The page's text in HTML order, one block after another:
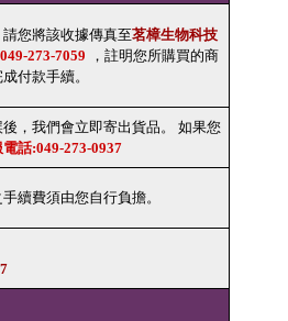
您將該收據傳真至茗樟生物科技
273-7059
，註明您所購買的商
付款手續。
，我們會立即寄出貨品。 如果您
話:049-273-0937
續費須由您自行負擔。